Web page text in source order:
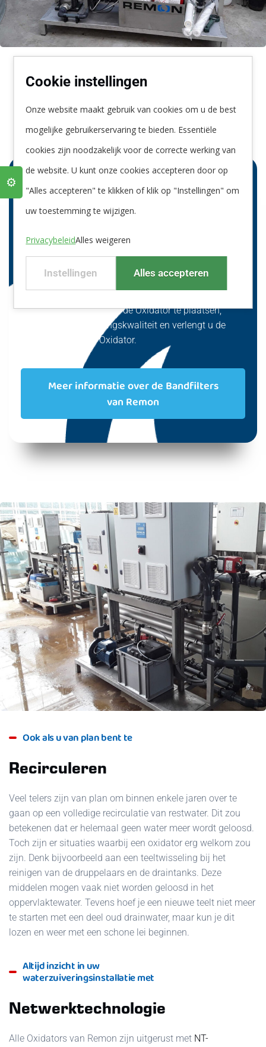
Voorkom verstopping met
een
Bandfilter
raadzaam om grove en zwevende deeltjes, evenals
Door een bandfilter vóór de Oxidator te plaatsen,
verbetert u de zuiveringskwaliteit en verlengt u de
levensduur van de Oxidator.
Meer informatie over de Bandfilters
van Remon
Ook als u van plan bent te
Recirculeren
Veel telers zijn van plan om binnen enkele jaren over te
gaan op een volledige recirculatie van restwater. Dit zou
betekenen dat er helemaal geen water meer wordt geloosd.
Toch zijn er situaties waarbij een oxidator erg welkom zou
zijn. Denk bijvoorbeeld aan een teeltwisseling bij het
reinigen van de druppelaars en de draintanks. Deze
middelen mogen vaak niet worden geloosd in het
oppervlaktewater. Tevens hoef je een nieuwe teelt niet meer
te starten met een deel oud drainwater, maar kun je dit
lozen en weer met een schone lei beginnen.
Altijd inzicht in uw
waterzuiveringsinstallatie met
Netwerktechnologie
Alle Oxidators van Remon zijn uitgerust met NT-
Cookie instellingen
Onze website maakt gebruik van cookies om u de best
mogelijke gebruikerservaring te bieden. Essentiële
cookies zijn noodzakelijk voor de correcte werking van
de website. U kunt onze cookies accepteren door op
"Alles accepteren" te klikken of klik op "Instellingen" om
uw toestemming te wijzigen.
PrivacybeleidAlles weigeren
Instellingen Alles accepteren
⚙️